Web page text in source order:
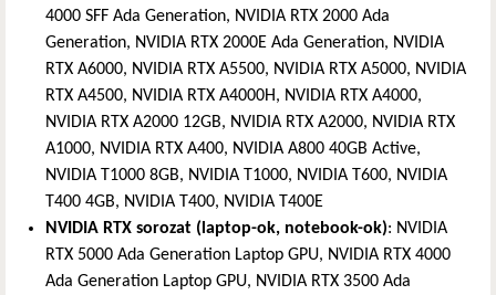
4000 SFF Ada Generation, NVIDIA RTX 2000 Ada
Generation, NVIDIA RTX 2000E Ada Generation, NVIDIA
RTX A6000, NVIDIA RTX A5500, NVIDIA RTX A5000, NVIDIA
RTX A4500, NVIDIA RTX A4000H, NVIDIA RTX A4000,
NVIDIA RTX A2000 12GB, NVIDIA RTX A2000, NVIDIA RTX
A1000, NVIDIA RTX A400, NVIDIA A800 40GB Active,
NVIDIA T1000 8GB, NVIDIA T1000, NVIDIA T600, NVIDIA
T400 4GB, NVIDIA T400, NVIDIA T400E
NVIDIA RTX sorozat (laptop-ok, notebook-ok): NVIDIA
RTX 5000 Ada Generation Laptop GPU, NVIDIA RTX 4000
Ada Generation Laptop GPU, NVIDIA RTX 3500 Ada